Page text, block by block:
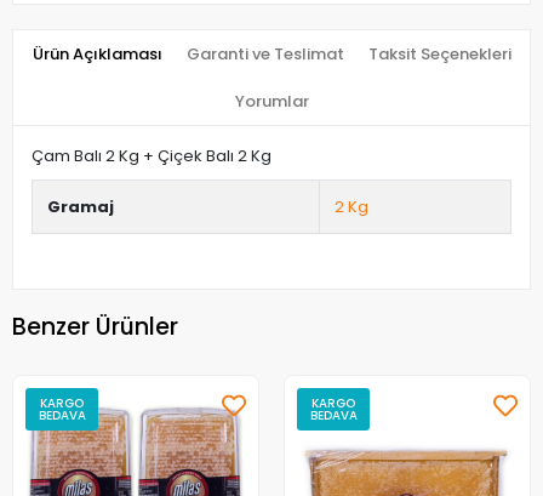
Ürün Açıklaması Garanti ve Teslimat Taksit Seçenekleri
Yorumlar
Çam Balı 2 Kg + Çiçek Balı 2 Kg
Gramaj 2 Kg
Benzer Ürünler
KARGO
BEDAVA
KARGO
BEDAVA